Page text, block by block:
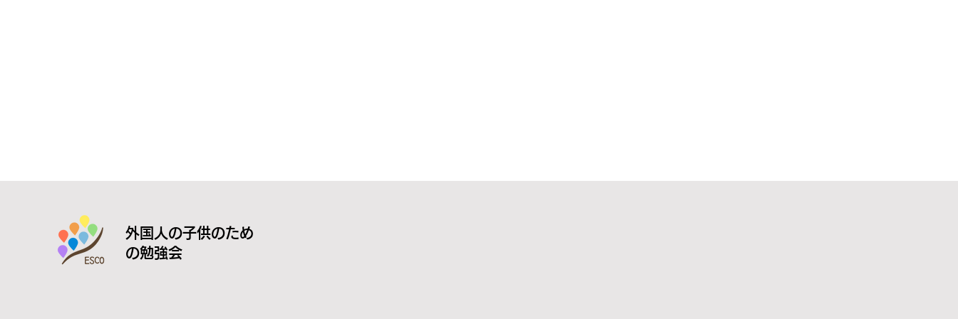
外国人の子供のため
の勉強会